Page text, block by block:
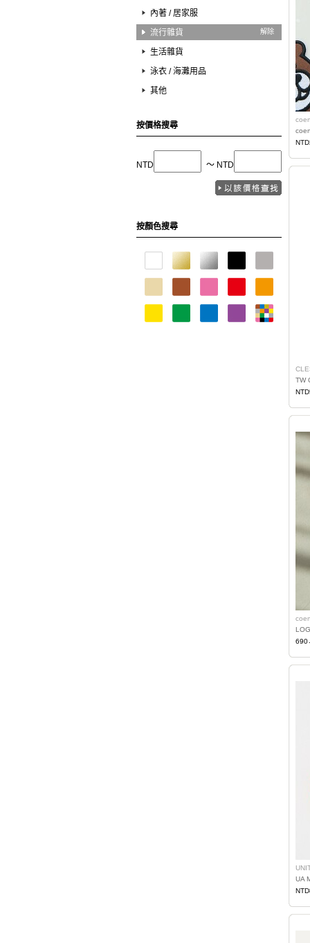
內著 / 居家服
流行雜貨
解除
生活雜貨
泳衣 / 海灘用品
其他
按價格搜尋
NTD 〜 NTD
按顏色搜尋
coen
TW
coen
UA